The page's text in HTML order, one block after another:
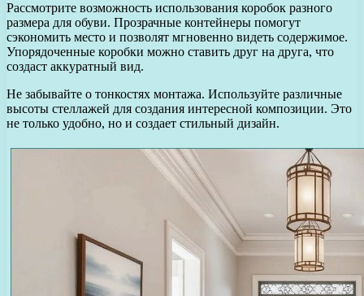
Рассмотрите возможность использования коробок разного
размера для обуви. Прозрачные контейнеры помогут
сэкономить место и позволят мгновенно видеть содержимое.
Упорядоченные коробки можно ставить друг на друга, что
создаст аккуратный вид.
Не забывайте о тонкостях монтажа. Используйте различные
высоты стеллажей для создания интересной композиции. Это
не только удобно, но и создает стильный дизайн.